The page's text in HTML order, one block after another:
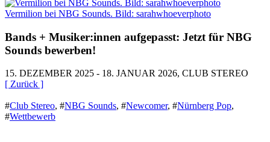
Vermilion bei NBG Sounds. Bild: sarahwhoeverphoto
Bands + Musiker:innen aufgepasst: Jetzt für NBG
Sounds bewerben!
15. DEZEMBER 2025 - 18. JANUAR 2026, CLUB STEREO
[ Zurück ]
#Club Stereo, #NBG Sounds, #Newcomer, #Nürnberg Pop,
#Wettbewerb